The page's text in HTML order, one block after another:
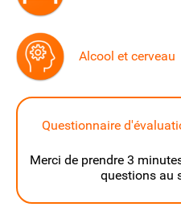
Alcool et cerveau
Questionnaire
Merci de prendre 3
questions au